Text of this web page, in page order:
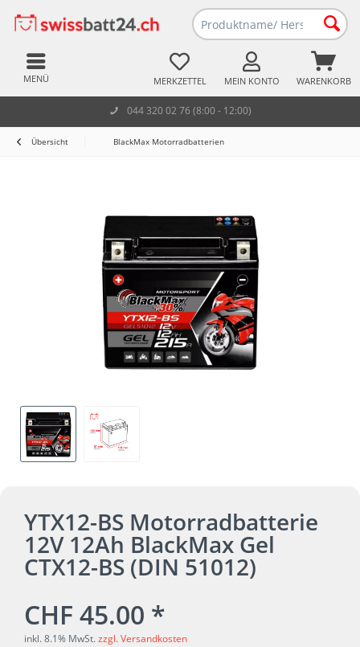
044 320 02 76 (8:00 - 12:00)
WARENKORB
MERKZETTEL MEIN KONTO
MENÜ
Übersicht BlackMax Motorradbatterien
YTX12-BS Motorradbatterie
12V 12Ah BlackMax Gel
CTX12-BS (DIN 51012)
CHF 45.00 *
inkl. 8.1% MwSt.zzgl. Versandkosten